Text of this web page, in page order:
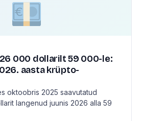
000 dollarilt 59 000-le:
aasta krüpto-
oktoobris 2025 saavutatud
langenud juunis 2026 alla 59